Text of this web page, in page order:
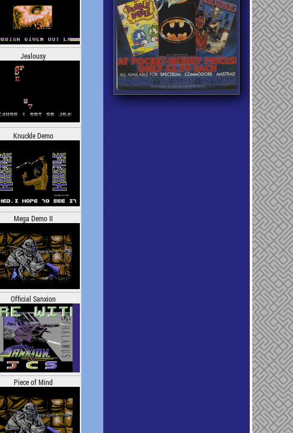
Jealousy
Knuckle Demo
Mega Demo II
Official Sanxion
Piece of Mind